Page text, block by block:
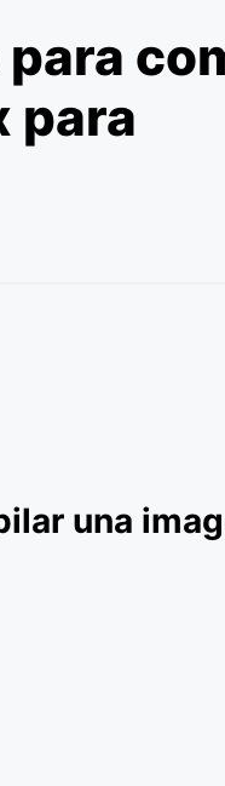
para
una